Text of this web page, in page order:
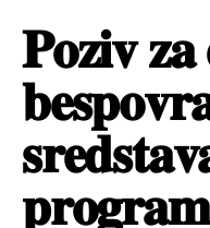
𝐏𝐨𝐳𝐢𝐯